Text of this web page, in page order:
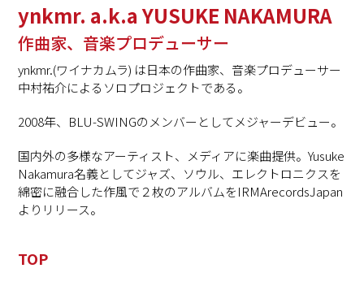
ynkmr. a.k.a YUSUKE NAKAMURA
作曲家、音楽プロデューサー
ynkmr.(ワイナカムラ) は日本の作曲家、音楽プロデューサー
中村祐介によるソロプロジェクトである。
2008年、 BLU-SWINGのメンバー としてメジャーデビュー。
国内外の多様なアーティスト、メディアに楽曲提供。Yusuke
Nakamura名義としてジャズ、ソウル、エレクトロニクスを
綿密に融合した作風で２枚のアルバムをIRMArecordsJapan
よりリリース。
TOP